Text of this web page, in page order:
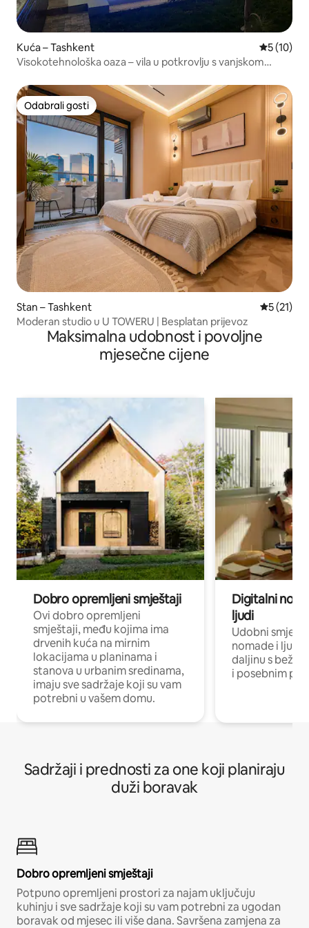
Kuća – Tashkent Prosječna
5 (10)
Visokotehnološka oaza – vila u potkrovlju s vanjskom
Odabrali gosti
Odabrali gosti
Stan – Tashkent Prosječna
5 (21)
Moderan studio u U TOWERU | Besplatan prijevoz
Maksimalna udobnost i povoljne
mjesečne cijene
Dobro opremljeni smještaji
Ovi dobro opremljeni
smještaji, među kojima ima
drvenih kuća na mirnim
lokacijama u planinama i
stanova u urbanim sredinama,
imaju sve sadržaje koji su vam
potrebni u vašem domu.
Digitalni
ljudi
Udobni
nomade i ljude
daljinu s
i posebnim
Sadržaji i prednosti za one koji planiraju
duži boravak
Dobro opremljeni smještaji
Potpuno opremljeni prostori za najam uključuju
kuhinju i sve sadržaje koji su vam potrebni za ugodan
boravak od mjesec ili više dana. Savršena zamjena za